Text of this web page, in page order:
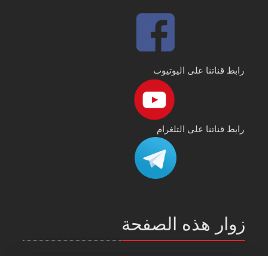
رابط قناتنا على اليوتيوب
رابط قناتنا على التلغرام
زوار هذه الصفحة